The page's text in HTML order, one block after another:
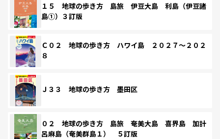
１５ 地球の歩き方 島旅 伊豆大島 利島（伊豆諸
島①）３訂版
Ｃ０２ 地球の歩き方 ハワイ島 ２０２７～２０２
８
Ｊ３３ 地球の歩き方 墨田区
０２ 地球の歩き方 島旅 奄美大島 喜界島 加計
呂麻島（奄美群島１） ５訂版